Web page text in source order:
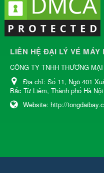
LIÊN HỆ ĐẠI LÝ VÉ MÁY
CÔNG TY TNHH THƯƠNG
Địa chỉ: Số 11, Ngõ 401
Bắc Từ Liêm, Thành phố Hà Nội
Website: http://